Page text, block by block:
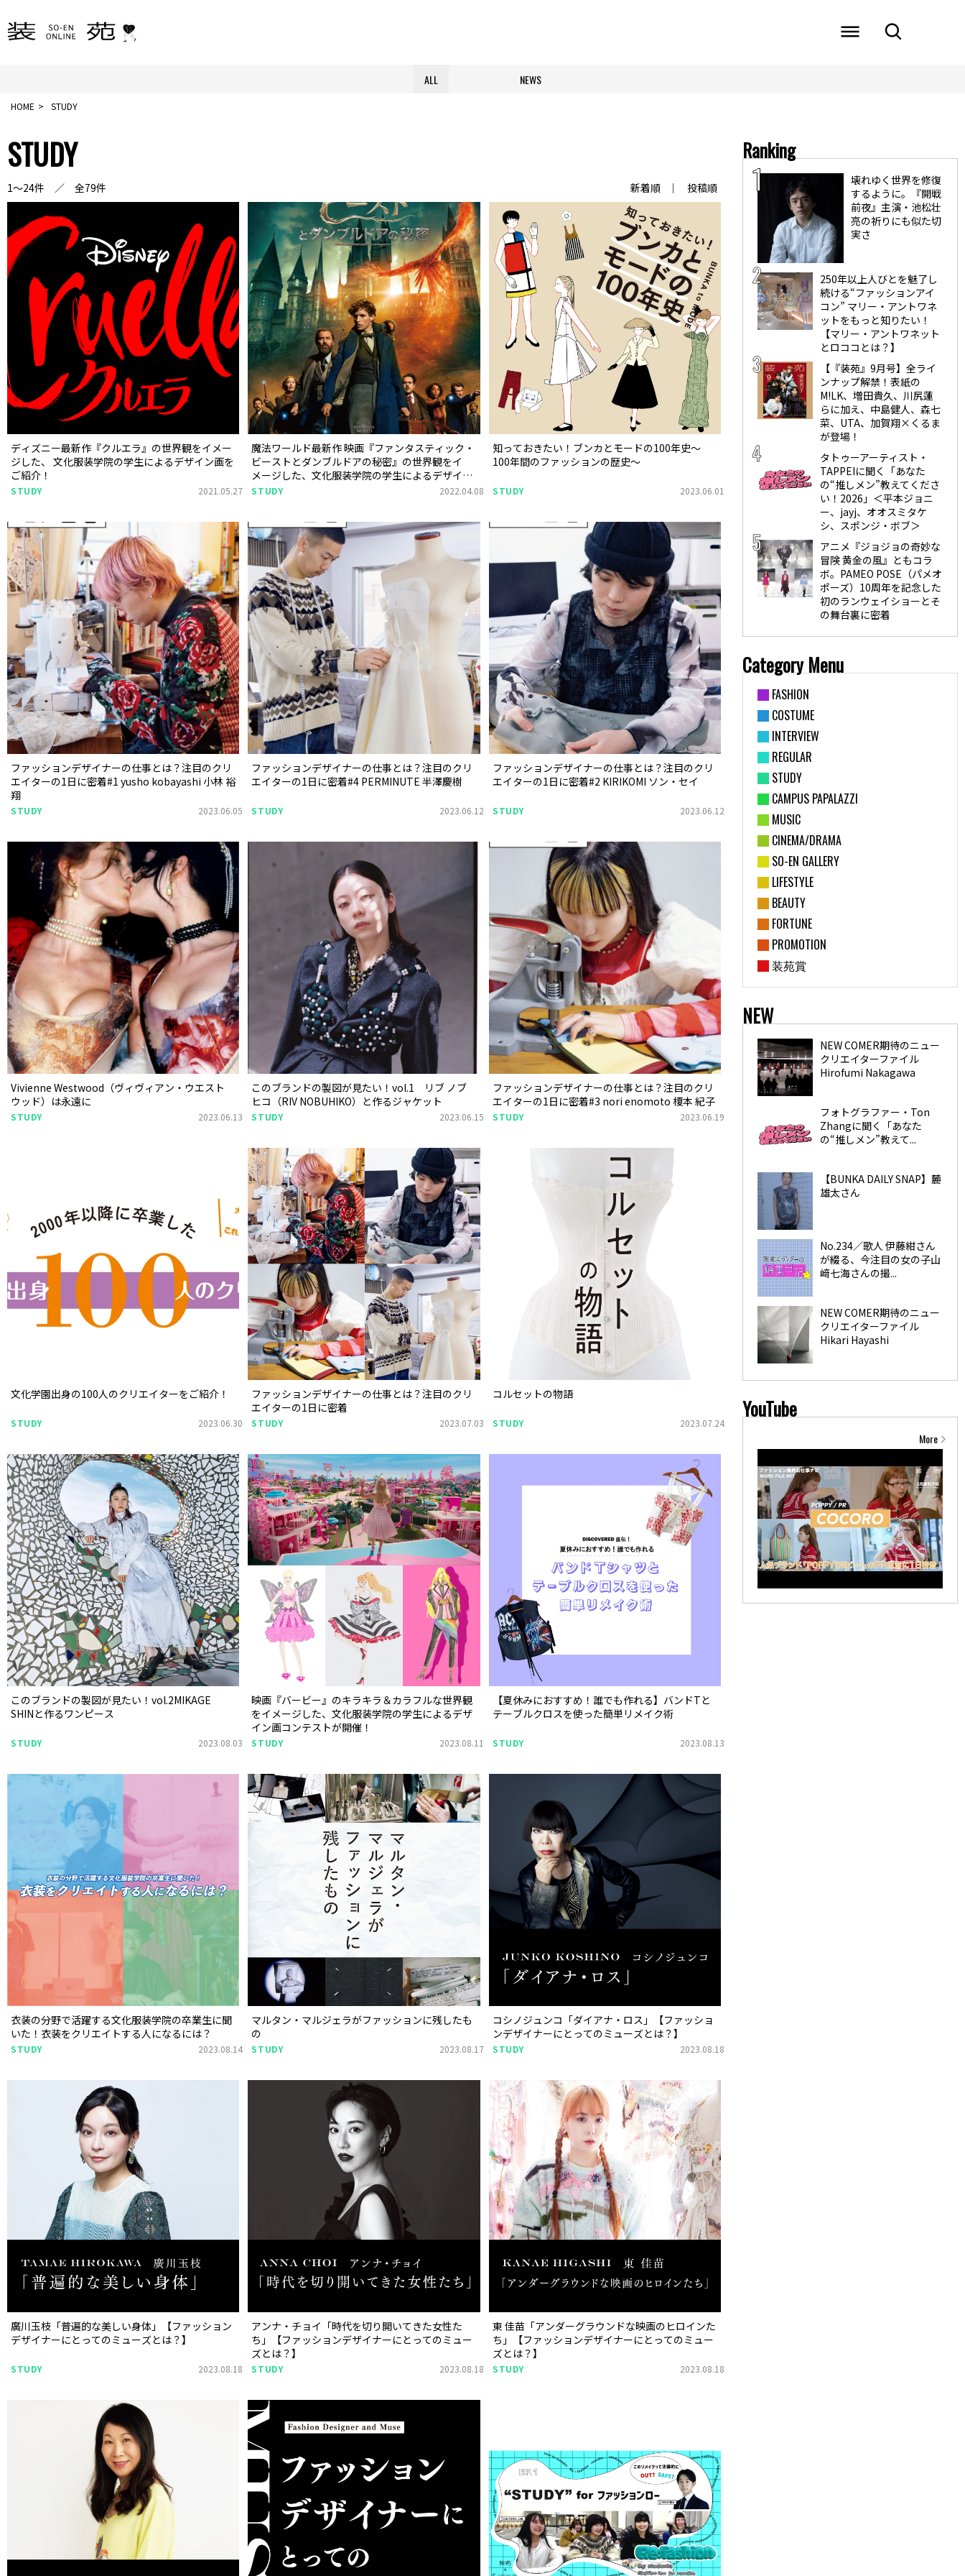
ALL NEWS
HOME STUDY
STUDY
1～24件 ／ 全79件 新着順 投稿順
ディズニー最新作『クルエラ』の世界観をイメー
ジした、 文化服装学院の学生によるデザイン画を
ご紹介！
STUDY 2021.05.27
魔法ワールド最新作 映画『ファンタスティック・
ビーストとダンブルドアの秘密』の世界観をイ
メージした、文化服装学院の学生によるデザイン
画コンテストが開催！
STUDY 2022.04.08
知っておきたい！ブンカとモードの100年史〜
100年間のファッションの歴史〜
STUDY 2023.06.01
ファッションデザイナーの仕事とは？注目のクリ
エイターの1日に密着#1 yusho kobayashi 小林 裕
翔
STUDY 2023.06.05
ファッションデザイナーの仕事とは？注目のクリ
エイターの1日に密着#4 PERMINUTE 半澤慶樹
STUDY 2023.06.12
ファッションデザイナーの仕事とは？注目のクリ
エイターの1日に密着#2 KIRIKOMI ソン・セイ
STUDY 2023.06.12
Vivienne Westwood（ヴィヴィアン・ウエスト
ウッド）は永遠に
STUDY 2023.06.13
このブランドの製図が見たい！vol.1 リブ ノブ
ヒコ（RIV NOBUHIKO）と作るジャケット
STUDY 2023.06.15
ファッションデザイナーの仕事とは？注目のクリ
エイターの1日に密着#3 nori enomoto 榎本 紀子
STUDY 2023.06.19
文化学園出身の100人のクリエイターをご紹介！
STUDY 2023.06.30
ファッションデザイナーの仕事とは？注目のクリ
エイターの1日に密着
STUDY 2023.07.03
コルセットの物語
STUDY 2023.07.24
このブランドの製図が見たい！vol.2MIKAGE
SHINと作るワンピース
STUDY 2023.08.03
映画『バービー』のキラキラ＆カラフルな世界観
をイメージした、文化服装学院の学生によるデザ
イン画コンテストが開催！
STUDY 2023.08.11
【夏休みにおすすめ！誰でも作れる】バンドTと
テーブルクロスを使った簡単リメイク術
STUDY 2023.08.13
衣装の分野で活躍する文化服装学院の卒業生に聞
いた！衣装をクリエイトする人になるには？
STUDY 2023.08.14
マルタン・マルジェラがファッションに残したも
の
STUDY 2023.08.17
コシノジュンコ「ダイアナ・ロス」【ファッショ
ンデザイナーにとってのミューズとは？】
STUDY 2023.08.18
廣川玉枝「普遍的な美しい身体」【ファッション
デザイナーにとってのミューズとは？】
STUDY 2023.08.18
アンナ・チョイ「時代を切り開いてきた女性た
ち」【ファッションデザイナーにとってのミュー
ズとは？】
STUDY 2023.08.18
東 佳苗「アンダーグラウンドな映画のヒロインた
ち」【ファッションデザイナーにとってのミュー
ズとは？】
STUDY 2023.08.18
Ranking
壊れゆく世界を修復
するように。『開戦
前夜』主演・池松壮
亮の祈りにも似た切
実さ
250年以上人びとを魅了し
続ける“ファッションアイ
コン” マリー・アントワネ
ットをもっと知りたい！
【マリー・アントワネット
とロココとは？】
【『装苑』9月号】全ライ
ンナップ解禁！表紙の
M!LK、増田貴久、川尻蓮
らに加え、中島健人、森七
菜、UTA、加賀翔×くるま
が登場！
タトゥーアーティスト・
TAPPEIに聞く「あなた
の“推しメン”教えてくださ
い！2026」＜平本ジョニ
ー、jayj、オオスミタケ
シ、スポンジ・ボブ＞
アニメ『ジョジョの奇妙な
冒険 黄金の風』ともコラ
ボ。PAMEO POSE（パメオ
ポーズ）10周年を記念した
初のランウェイショーとそ
の舞台裏に密着
Category Menu
FASHION
COSTUME
INTERVIEW
REGULAR
STUDY
CAMPUS PAPALAZZI
MUSIC
CINEMA/DRAMA
SO-EN GALLERY
LIFESTYLE
BEAUTY
FORTUNE
PROMOTION
装苑賞
NEW
NEW COMER期待のニュー
クリエイターファイル
Hirofumi Nakagawa
フォトグラファー・Ton
Zhangに聞く「あなた
の“推しメン”教えて...
【BUNKA DAILY SNAP】麓
雄太さん
No.234／歌人 伊藤紺さん
が綴る、今注目の女の子山
﨑七海さんの撮...
NEW COMER期待のニュー
クリエイターファイル
Hikari Hayashi
YouTube
More